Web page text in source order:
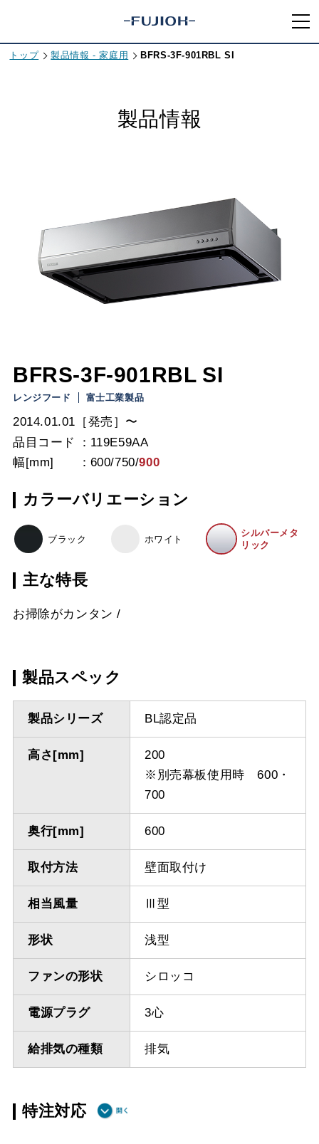
トップ 製品情報 - 家庭用 BFRS-3F-901RBL SI
製品情報
BFRS-3F-901RBL SI
レンジフード 富士工業製品
2014.01.01［発売］〜
品目コード
119E59AA
幅[mm]
600/750/900
カラーバリエーション
ブラック ホワイト
シルバーメタ
リック
主な特長
お掃除がカンタン
製品スペック
製品シリーズ BL認定品
高さ[mm]
200
※別売幕板使用時 600・
700
奥行[mm] 600
取付方法 壁面取付け
相当風量 Ⅲ型
形状 浅型
ファンの形状 シロッコ
電源プラグ 3心
給排気の種類 排気
特注対応